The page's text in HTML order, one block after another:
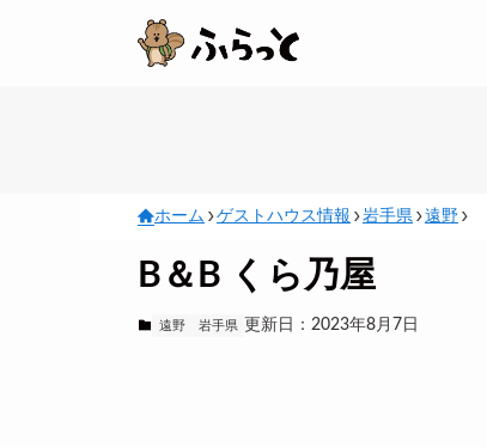
ホーム ゲストハウス情報 岩手県 遠野
B＆B くら乃屋
遠野 岩手県 更新日：2023年8月7日